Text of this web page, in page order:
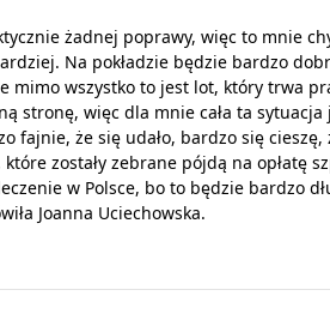
żadnej poprawy, więc to mnie
Na pokładzie będzie bardzo
mimo wszystko to jest lot, który trwa
stronę, więc dla mnie cała ta sytuacja
fajnie, że się udało, bardzo się cieszę,
które zostały zebrane pójdą na opłatę
w Polsce, bo to będzie bardzo
Joanna Uciechowska.